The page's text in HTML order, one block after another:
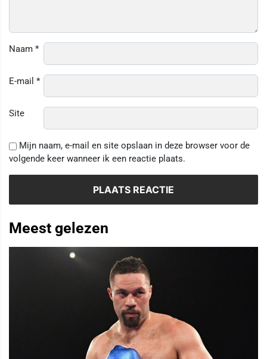
Naam *
E-mail *
Site
Mijn naam, e-mail en site opslaan in deze browser voor de
volgende keer wanneer ik een reactie plaats.
Meest gelezen